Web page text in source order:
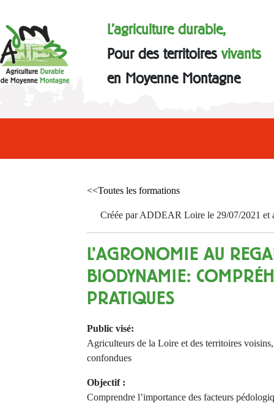
L'agriculture durable,
Pour des territoiresvivants
en Moyenne Montagne
<<Toutes les formations
Créée par ADDEAR Loire le 29/07/2021 et
L’AGRONOMIE AU
BIODYNAMIE:
PRATIQUES
Public visé:
Agriculteurs de la Loire et des territoires
confondues
Objectif :
Comprendre l’importance des facteurs